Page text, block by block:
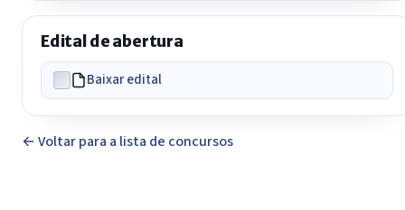
Edital de abertura
Baixar edital
← Voltar para a lista de concursos